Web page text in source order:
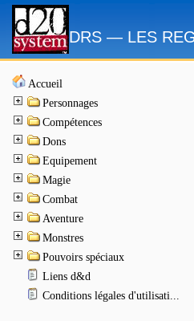
DRS — LES
Accueil
Personnages
Compétences
Dons
Equipement
Magie
Combat
Aventure
Monstres
Pouvoirs spéciaux
Liens d&d
Conditions légales d'utilisati...